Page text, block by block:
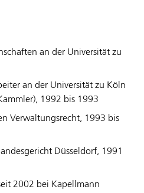
an der Universität zu
an der Universität zu Köln
1992 bis 1993
Verwaltungsrecht, 1993 bis
Düsseldorf, 1991
2002 bei Kapellmann